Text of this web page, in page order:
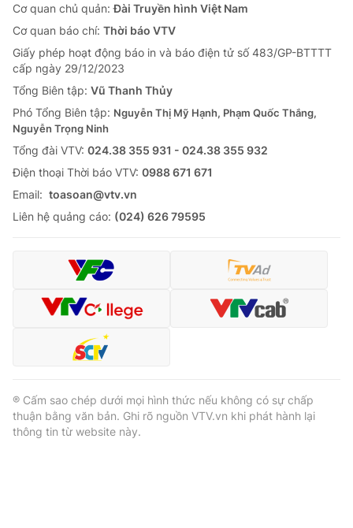
Cơ quan chủ quản:Đài Truyền hình Việt Nam
Cơ quan báo chí: Thời báo VTV
Giấy phép hoạt động báo in và báo điện tử số 483/GP-BTTTT
cấp ngày 29/12/2023
Tổng Biên tập: Vũ Thanh Thủy
Phó Tổng Biên tập: Nguyễn Thị Mỹ Hạnh, Phạm Quốc Thắng,
Nguyễn Trọng Ninh
Tổng đài VTV: 024.38 355 931 - 024.38 355 932
Ðiện thoại Thời báo VTV: 0988 671 671
Email: toasoan@vtv.vn
Liên hệ quảng cáo: (024) 626 79595
® Cấm sao chép dưới mọi hình thức nếu không có sự chấp
thuận bằng văn bản. Ghi rõ nguồn VTV.vn khi phát hành lại
thông tin từ website này.